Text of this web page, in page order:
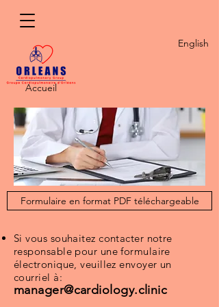
Accueil
English
Formulaire en format PDF téléchargeable
Si vous souhaitez contacter notre
responsable pour une formulaire
électronique, veuillez envoyer un
courriel à:
manager@cardiology.clinic